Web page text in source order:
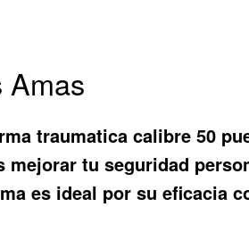
Amas
traumatica calibre 50
mejorar tu seguridad
es ideal por su eficacia